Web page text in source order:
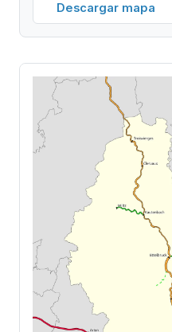
Descargar mapa